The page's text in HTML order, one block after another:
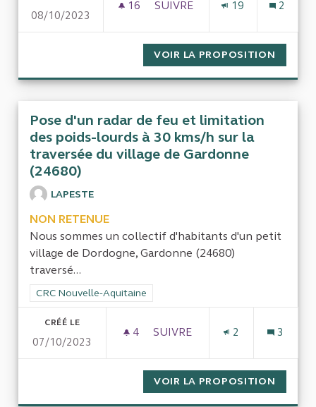
08/10/2023
16 16 ABONNÉS
SUIVRE
19 2
VOIR LA PROPOSITION
Pose d'un radar de feu et limitation
des poids-lourds à 30 kms/h sur la
traversée du village de Gardonne
(24680)
LAPESTE
NON RETENUE
Nous sommes un collectif d'habitants d'un petit
village de Dordogne, Gardonne (24680)
traversé...
Filtrer les résultats de la catégorie : CRC Nouvelle-Aquitaine
CRC Nouvelle-Aquitaine
CRÉÉ LE
07/10/2023
4 4 ABONNÉS
SUIVRE
2 3
VOIR LA PROPOSITION